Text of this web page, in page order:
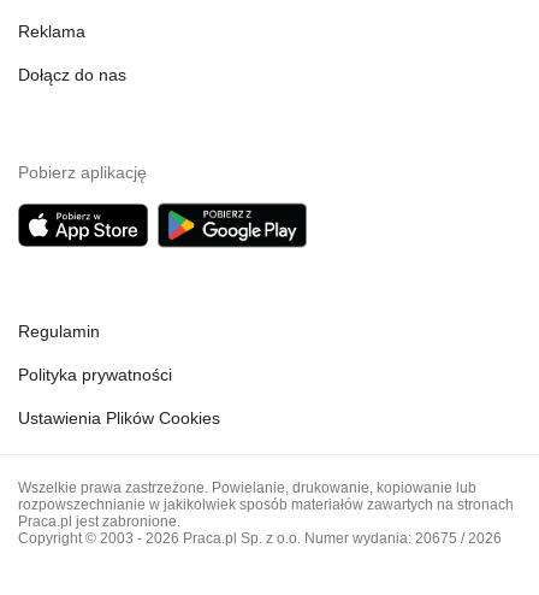
Reklama
Dołącz do nas
Pobierz aplikację
Regulamin
Polityka prywatności
Ustawienia Plików Cookies
Wszelkie prawa zastrzeżone. Powielanie, drukowanie, kopiowanie lub
rozpowszechnianie w jakikolwiek sposób materiałów zawartych na stronach
Praca.pl jest zabronione.
Copyright © 2003 - 2026 Praca.pl Sp. z o.o. Numer wydania: 20675 / 2026